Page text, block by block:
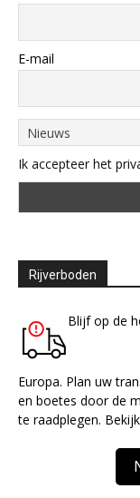
E-mail
Ik accepteer het
Rijverboden
Blijf op de
Europa. Plan uw
en boetes door de
te raadplegen.